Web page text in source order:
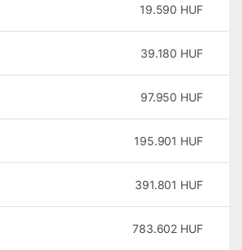
19.590 HUF
39.180 HUF
97.950 HUF
195.901 HUF
391.801 HUF
783.602 HUF